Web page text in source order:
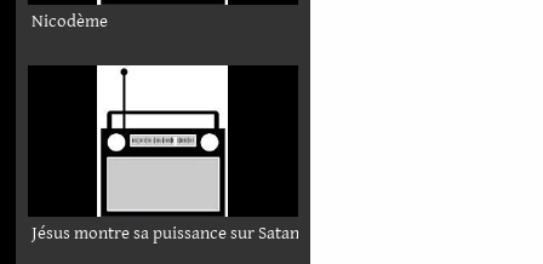
Nicodème
Jésus montre sa puissance sur Satan